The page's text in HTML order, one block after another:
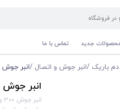
جدید تماس با ما
باریک /انبر جوش و اتصال /انبر جوش 300 وينر winner
انبر جوش 300 وينر winner
انبر جوش 300 وينر winner